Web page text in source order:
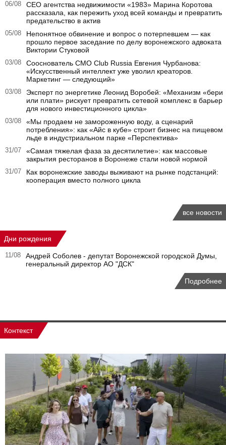
06/08
CEO агентства недвижимости «1983» Марина Коротова
рассказала, как пережить уход всей команды и превратить
предательство в актив
05/08
Непонятное обвинение и вопрос о потерпевшем — как
прошло первое заседание по делу воронежского адвоката
Виктории Стуковой
03/08
Сооснователь CMO Club Russia Евгения Чурбанова:
«Искусственный интеллект уже уволил креаторов.
Маркетинг — следующий»
03/08
Эксперт по энергетике Леонид Воробей: «Механизм «бери
или плати» рискует превратить сетевой комплекс в барьер
для нового инвестиционного цикла»
03/08
«Мы продаем не замороженную воду, а сценарий
потребления»: как «Айс в кубе» строит бизнес на пищевом
льде в индустриальном парке «Перспектива»
31/07
«Самая тяжелая фаза за десятилетие»: как массовые
закрытия ресторанов в Воронеже стали новой нормой
31/07
Как воронежские заводы выживают на рынке подстанций:
кооперация вместо полного цикла
все новости
Дни рождения
11/08
Андрей Соболев - депутат Воронежской городской Думы,
генеральный директор АО "ДСК"
Подробнее
Контекст